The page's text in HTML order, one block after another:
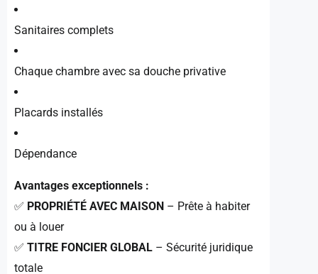
Sanitaires complets
Chaque chambre avec sa douche privative
Placards installés
Dépendance
Avantages exceptionnels :
✅ PROPRIÉTÉ AVEC MAISON – Prête à habiter
ou à louer
✅ TITRE FONCIER GLOBAL – Sécurité juridique
totale